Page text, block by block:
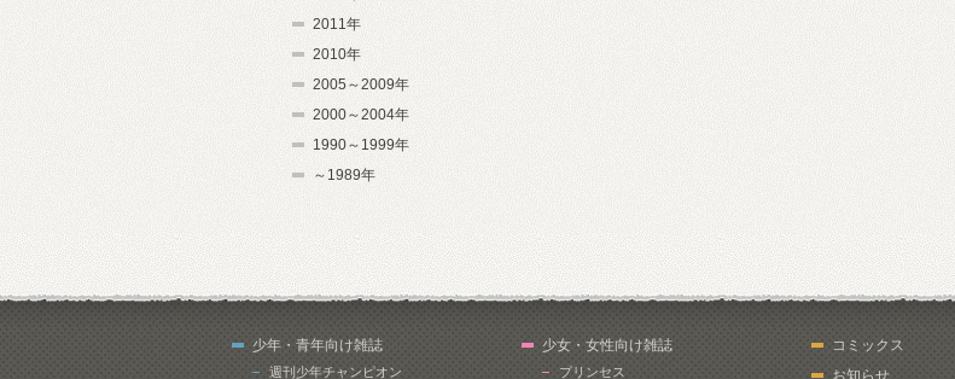
2011年
2010年
2005～2009年
2000～2004年
1990～1999年
～1989年
少年・青年向け雑誌
週刊少年チャンピオン
少女・女性向け雑誌
プリンセス
コミックス
お知らせ